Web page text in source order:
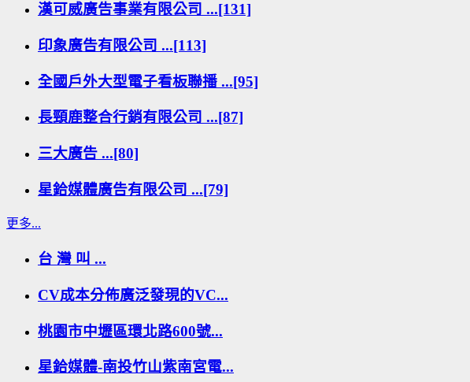
漢可威廣告事業有限公司 ...[131]
印象廣告有限公司 ...[113]
全國戶外大型電子看板聯播 ...[95]
長頸鹿整合行銷有限公司 ...[87]
三大廣告 ...[80]
星鉿媒體廣告有限公司 ...[79]
更多...
台 灣 叫 ...
CV成本分佈廣泛發現的VC...
桃園市中壢區環北路600號...
星鉿媒體-南投竹山紫南宮電...